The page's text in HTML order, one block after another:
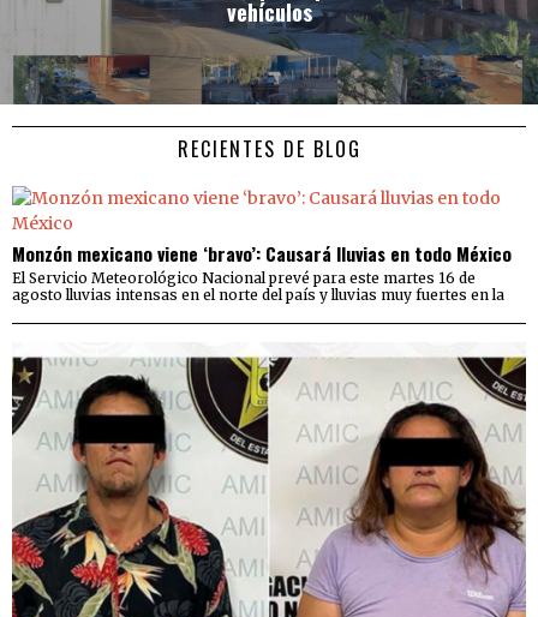
vehículos
RECIENTES DE BLOG
Monzón mexicano viene ‘bravo’: Causará lluvias en todo México
El Servicio Meteorológico Nacional prevé para este martes 16 de
agosto lluvias intensas en el norte del país y lluvias muy fuertes en la